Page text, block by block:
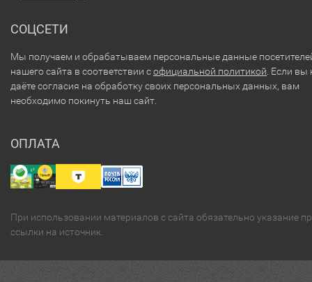
СОЦСЕТИ
Мы получаем и обрабатываем персональные данные
нашего сайта в соответствии софициальной политикой . Если вы
даёте согласия на обработку своих персональных данных, вам
необходимо покинуть наш сайт.
ОПЛАТА
При использовании материалов с сайта обязательно указание
ссылки на источник.